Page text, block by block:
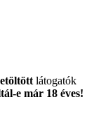
látogatók
e már 18 éves!